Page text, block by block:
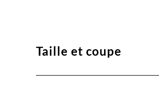
Taille et coupe